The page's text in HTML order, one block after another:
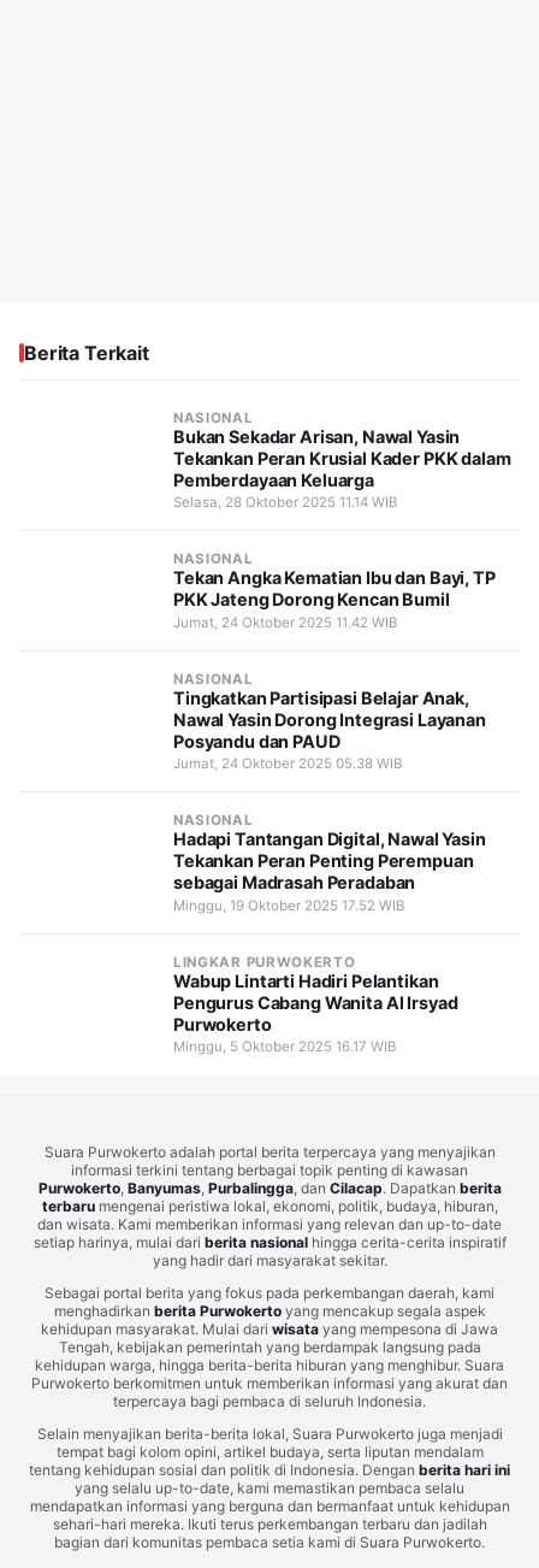
Berita Terkait
NASIONAL
Bukan Sekadar Arisan, Nawal Yasin
Tekankan Peran Krusial Kader PKK dalam
Pemberdayaan Keluarga
Selasa, 28 Oktober 2025 11.14 WIB
NASIONAL
Tekan Angka Kematian Ibu dan Bayi, TP
PKK Jateng Dorong Kencan Bumil
Jumat, 24 Oktober 2025 11.42 WIB
NASIONAL
Tingkatkan Partisipasi Belajar Anak,
Nawal Yasin Dorong Integrasi Layanan
Posyandu dan PAUD
Jumat, 24 Oktober 2025 05.38 WIB
NASIONAL
Hadapi Tantangan Digital, Nawal Yasin
Tekankan Peran Penting Perempuan
sebagai Madrasah Peradaban
Minggu, 19 Oktober 2025 17.52 WIB
LINGKAR PURWOKERTO
Wabup Lintarti Hadiri Pelantikan
Pengurus Cabang Wanita Al Irsyad
Purwokerto
Minggu, 5 Oktober 2025 16.17 WIB
Suara Purwokerto adalah portal berita terpercaya yang menyajikan
informasi terkini tentang berbagai topik penting di kawasan
Purwokerto, Banyumas, Purbalingga, dan Cilacap. Dapatkan berita
terbarumengenai peristiwa lokal, ekonomi, politik, budaya, hiburan,
dan wisata. Kami memberikan informasi yang relevan dan up-to-date
setiap harinya, mulai dari berita nasionalhingga cerita-cerita inspiratif
yang hadir dari masyarakat sekitar.
Sebagai portal berita yang fokus pada perkembangan daerah, kami
menghadirkan berita Purwokertoyang mencakup segala aspek
kehidupan masyarakat. Mulai dari wisata yang mempesona di Jawa
Tengah, kebijakan pemerintah yang berdampak langsung pada
kehidupan warga, hingga berita-berita hiburan yang menghibur. Suara
Purwokerto berkomitmen untuk memberikan informasi yang akurat dan
terpercaya bagi pembaca di seluruh Indonesia.
Selain menyajikan berita-berita lokal, Suara Purwokerto juga menjadi
tempat bagi kolom opini, artikel budaya, serta liputan mendalam
tentang kehidupan sosial dan politik di Indonesia. Dengan berita hari ini
yang selalu up-to-date, kami memastikan pembaca selalu
mendapatkan informasi yang berguna dan bermanfaat untuk kehidupan
sehari-hari mereka. Ikuti terus perkembangan terbaru dan jadilah
bagian dari komunitas pembaca setia kami di Suara Purwokerto.